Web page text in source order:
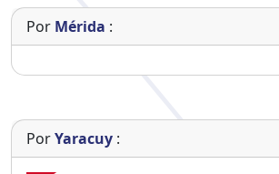
Por Mérida :
PorYaracuy :